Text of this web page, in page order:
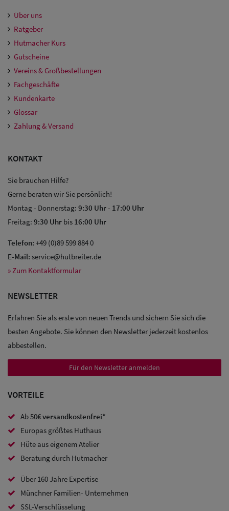
Sale: Caps
Sale:
Baseball
Caps
Sale: Army
Caps
Sale:
Trucker
Caps
Sale: Caps
mit
Über uns
Ratgeber
Hutmacher Kurs
Gutscheine
Vereins & Großbestellungen
Fachgeschäfte
Kundenkarte
Glossar
Zahlung & Versand
KONTAKT
Sie brauchen Hilfe?
Gerne beraten wir Sie persönlich!
Montag - Donnerstag: 9:30 Uhr- 17:00 Uhr
Freitag: 9:30 Uhr bis 16:00 Uhr
Telefon: +49 (0)89 599 884 0
E-Mail: service@hutbreiter.de
» Zum Kontaktformular
NEWSLETTER
Erfahren Sie als erste von neuen Trends und sichern Sie sich die
besten Angebote. Sie können den Newsletter jederzeit kostenlos
abbestellen.
Für den Newsletter anmelden
VORTEILE
Ab 50€versandkostenfrei*
Europas größtes Huthaus
Hüte aus eigenem Atelier
Beratung durch Hutmacher
Über 160 Jahre Expertise
Münchner Familien- Unternehmen
SSL-Verschlüsselung